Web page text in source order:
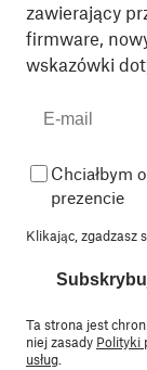
zawierający
firmware,
wskazówki
Chciałbym
prezencie
Klikając, zgadzasz
Ta strona jest
niej zasady Polityki
usług